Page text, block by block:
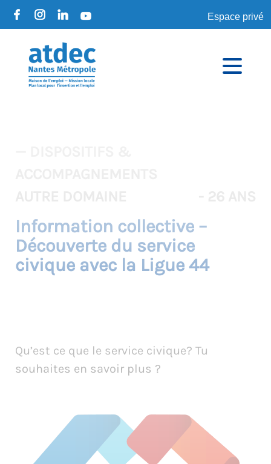
Espace privé
Information collective –
Découverte du service
civique avec la Ligue 44
Qu’est ce que le service civique? Tu
souhaites en savoir plus ?